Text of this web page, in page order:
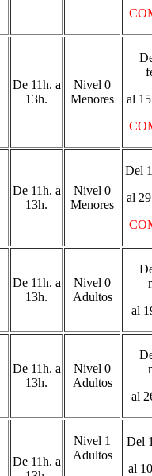
De 11h. a
13h.
Nivel 0
Menores
al
De 11h. a
13h.
Nivel 0
Menores
Del
al
De 11h. a
13h.
Nivel 0
Adultos
al
De 11h. a
13h.
Nivel 0
Adultos
al
De 11h. a
Nivel 1
Adultos
Del
al